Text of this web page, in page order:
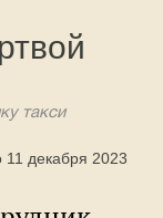
такси
11 декабря 2023